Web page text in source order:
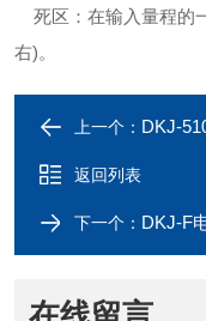
死区：在输入量程的
右)。
上一个： DKJ-
返回列表
下一个： DKJ-F